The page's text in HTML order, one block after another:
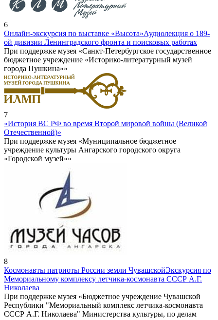
6
Онлайн-экскурсия по выставке «Высота»Аудиолекция о 189-
ой дивизии Ленинградского фронта и поисковых работах
При поддержке музея «Санкт-Петербургское государственное
бюджетное учреждение «Историко-литературный музей
города Пушкина»»
7
«История ВС РФ во время Второй мировой войны (Великой
Отечественной)»
При поддержке музея «Муниципальное бюджетное
учреждение культуры Ангарского городского округа
«Городской музей»»
8
Космонавты патриоты России земли ЧувашскойЭкскурсия по
Мемориальному комплексу летчика-космонавта СССР А.Г.
Николаева
При поддержке музея «Бюджетное учреждение Чувашской
Республики "Мемориальный комплекс летчика-космонавта
СССР А.Г. Николаева" Министерства культуры, по делам